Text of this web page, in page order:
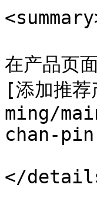
在产品页
[添加推
ming/
chan-
</